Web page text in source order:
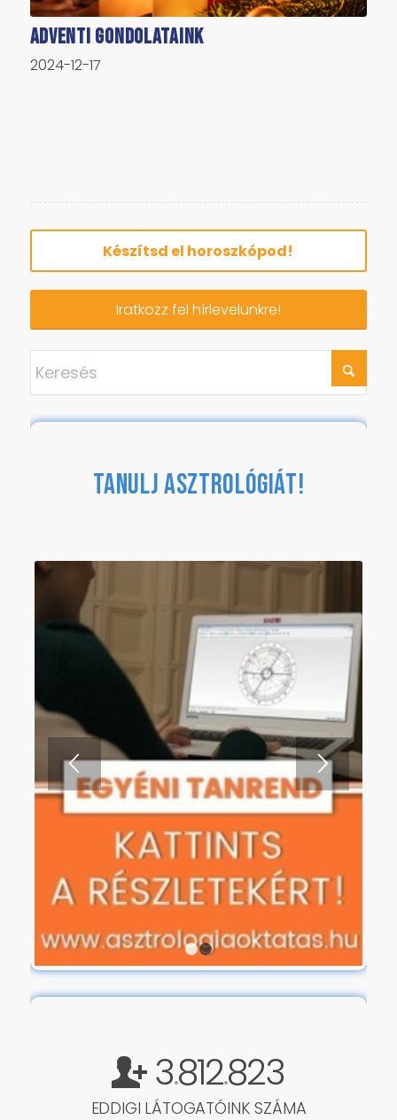
Adventi gondolataink
2024-12-17
Készítsd el horoszkópod!
Iratkozz fel hírlevelünkre!
TANULJ ASZTROLÓGIÁT!
1 2
3.812.823
EDDIGI LÁTOGATÓINK SZÁMA